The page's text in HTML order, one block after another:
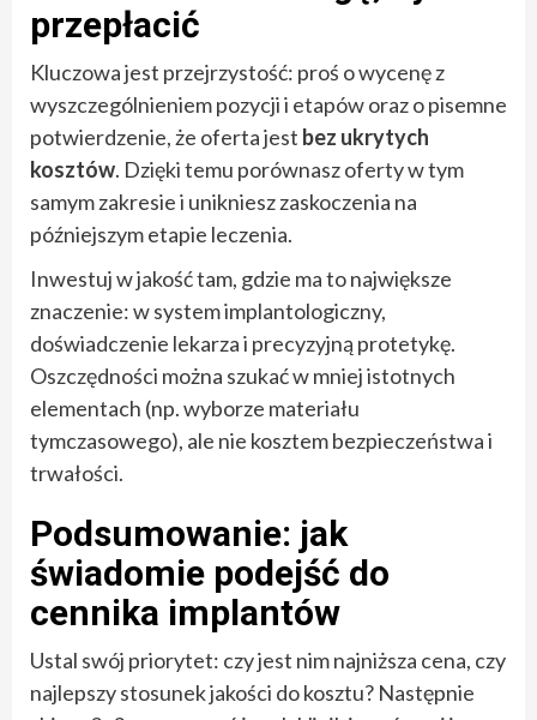
przepłacić
Kluczowa jest przejrzystość: proś o wycenę z
wyszczególnieniem pozycji i etapów oraz o pisemne
potwierdzenie, że oferta jest bez ukrytych
kosztów. Dzięki temu porównasz oferty w tym
samym zakresie i unikniesz zaskoczenia na
późniejszym etapie leczenia.
Inwestuj w jakość tam, gdzie ma to największe
znaczenie: w system implantologiczny,
doświadczenie lekarza i precyzyjną protetykę.
Oszczędności można szukać w mniej istotnych
elementach (np. wyborze materiału
tymczasowego), ale nie kosztem bezpieczeństwa i
trwałości.
Podsumowanie: jak
świadomie podejść do
cennika implantów
Ustal swój priorytet: czy jest nim najniższa cena, czy
najlepszy stosunek jakości do kosztu? Następnie